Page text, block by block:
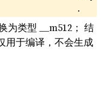
.
为类型 __m512； 结
用于编译，不会生成